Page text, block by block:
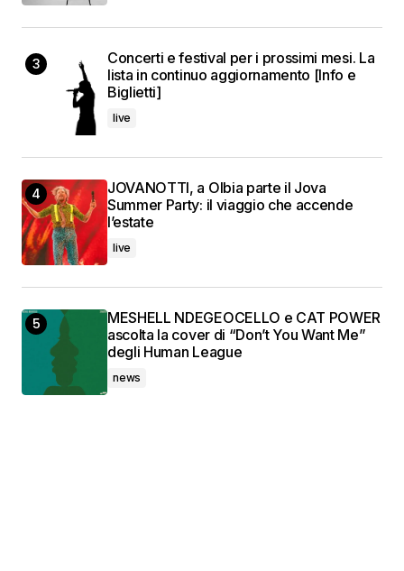
Concerti e festival per i prossimi mesi. La
lista in continuo aggiornamento [Info e
Biglietti]
live
JOVANOTTI, a Olbia parte il Jova
Summer Party: il viaggio che accende
l’estate
live
MESHELL NDEGEOCELLO e CAT POWER
ascolta la cover di “Don’t You Want Me”
degli Human League
news